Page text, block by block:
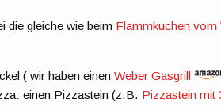
die gleiche wie beim Flammkuchen vom
( wir haben einenWeber Gasgrill
einen Pizzastein (z.B. Pizzastein mit